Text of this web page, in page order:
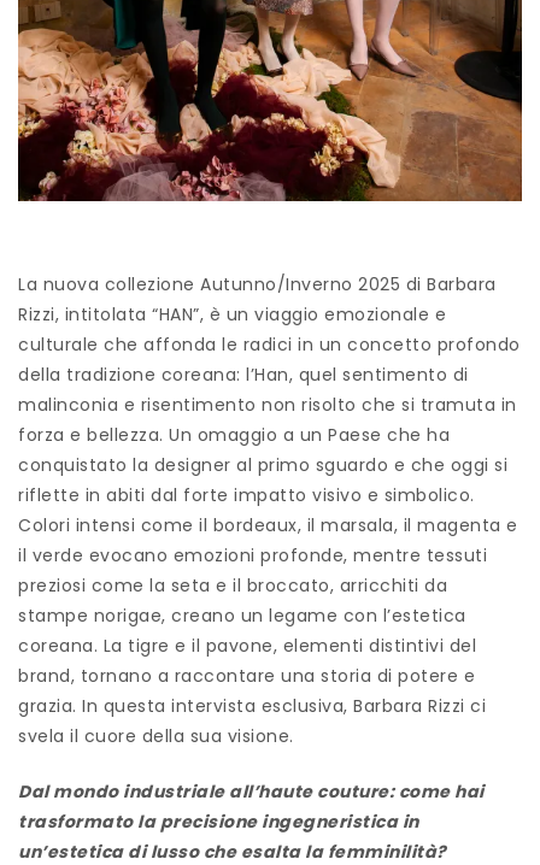
La nuova collezione Autunno/Inverno 2025 di Barbara
Rizzi, intitolata “HAN”, è un viaggio emozionale e
culturale che affonda le radici in un concetto profondo
della tradizione coreana: l’Han, quel sentimento di
malinconia e risentimento non risolto che si tramuta in
forza e bellezza. Un omaggio a un Paese che ha
conquistato la designer al primo sguardo e che oggi si
riflette in abiti dal forte impatto visivo e simbolico.
Colori intensi come il bordeaux, il marsala, il magenta e
il verde evocano emozioni profonde, mentre tessuti
preziosi come la seta e il broccato, arricchiti da
stampe norigae, creano un legame con l’estetica
coreana. La tigre e il pavone, elementi distintivi del
brand, tornano a raccontare una storia di potere e
grazia. In questa intervista esclusiva, Barbara Rizzi ci
svela il cuore della sua visione.
Dal mondo industriale all’haute couture: come hai
trasformato la precisione ingegneristica in
un’estetica di lusso che esalta la femminilità?